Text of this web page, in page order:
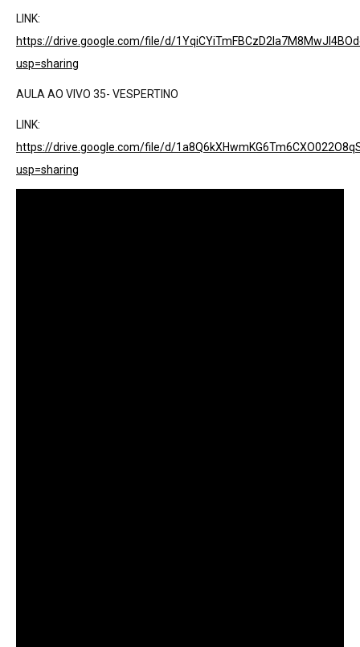
LINK:
https://drive.google.com/file/d/
usp=sharing
AULA AO VIVO 35- VESPERTINO
LINK:
https://drive.google.com/file/d/
usp=sharing